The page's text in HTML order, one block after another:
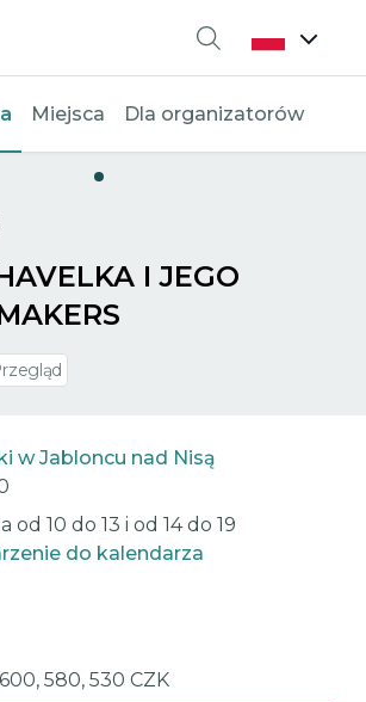
Wyszukiwanie
Miejsca Dla organizatorów
I JEGO
w Jabloncu nad Nisą
od 10 do 13 i od 14 do 19
do kalendarza
580, 530 CZK